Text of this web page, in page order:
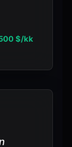
$/kk